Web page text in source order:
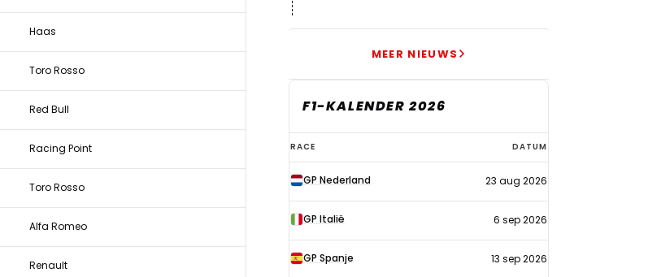
Haas
Toro Rosso
Red Bull
Racing Point
Toro Rosso
Alfa Romeo
Renault
MEER NIEUWS
F1-KALENDER 2026
F1-
kalender
2026
RACE DATUM
GP Nederland 23 aug 2026
GP Italië 6 sep 2026
GP Spanje 13 sep 2026